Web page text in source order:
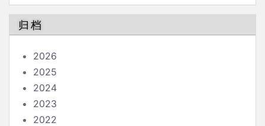
归档
2026
2025
2024
2023
2022